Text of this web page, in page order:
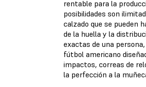
rentable para la
posibilidades son
calzado que se pueden
de la huella y la
exactas de una
fútbol americano
impactos, correas de
la perfección a la